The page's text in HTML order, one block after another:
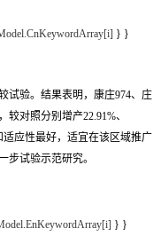
} }
试验。结果表明，康庄974、庄
对照分别增产22.91%、
适应性最好，适宜在该区域推广
步试验示范研究。
} }